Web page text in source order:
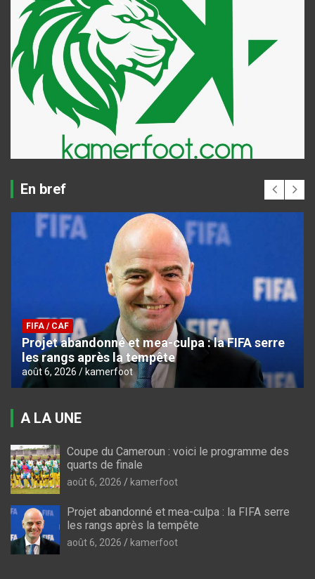
En bref
FIFA / CAF
Projet abandonné et mea-culpa : la FIFA serre
les rangs après la tempête
août 6, 2026 kamerfoot
A LA UNE
Coupe du Cameroun : voici le programme des
quarts de finale
août 6, 2026 kamerfoot
Projet abandonné et mea-culpa : la FIFA serre
les rangs après la tempête
août 6, 2026 kamerfoot